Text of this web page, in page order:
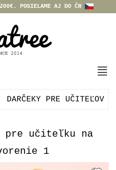
POSIELAME AJ DO ČR
PRE UČITEĽOV
pre učiteľku na
1